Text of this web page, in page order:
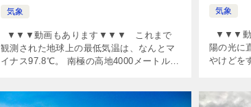
気象
▼▼▼動画もあります▼▼▼ これまで
観測された地球上の最低気温は、なんとマ
イナス97.8℃。 南極の高地4000メートル付
気象
▼▼▼動
陽の光に
やけどを